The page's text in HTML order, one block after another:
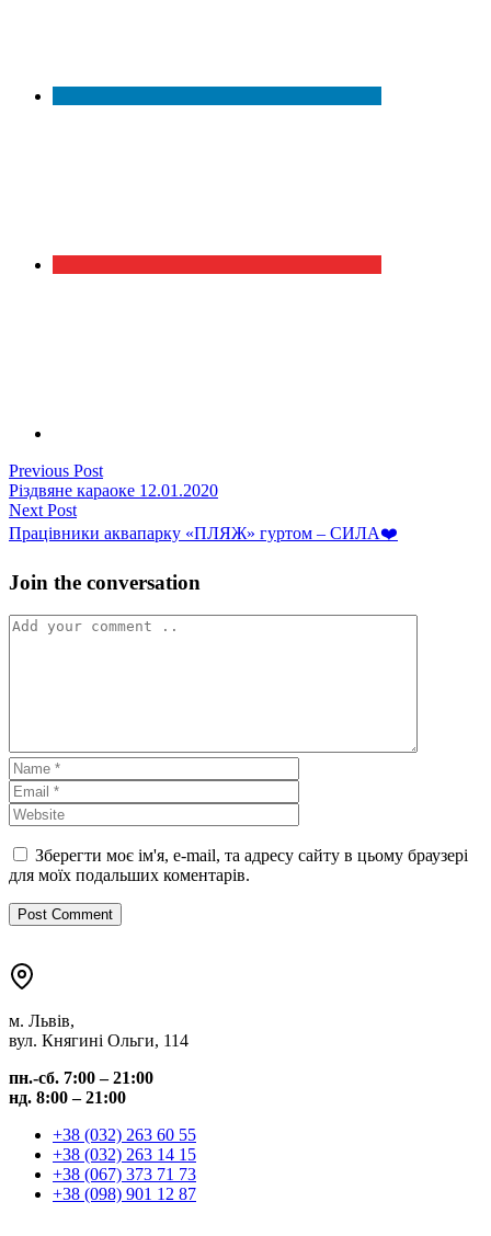
Навігація
записів
Previous PostPrevious
post:
Різдвяне караоке 12.01.2020
Next PostNext
post:
Працівники аквапарку «ПЛЯЖ» гуртом – СИЛА❤️
Join the conversation
Зберегти моє ім'я, e-mail, та адресу сайту в цьому браузері
для моїх подальших коментарів.
м. Львів,
вул. Княгині Ольги, 114
пн.-сб. 7:00 – 21:00
нд. 8:00 – 21:00
+38 (032) 263 60 55
+38 (032) 263 14 15
+38 (067) 373 71 73
+38 (098) 901 12 87